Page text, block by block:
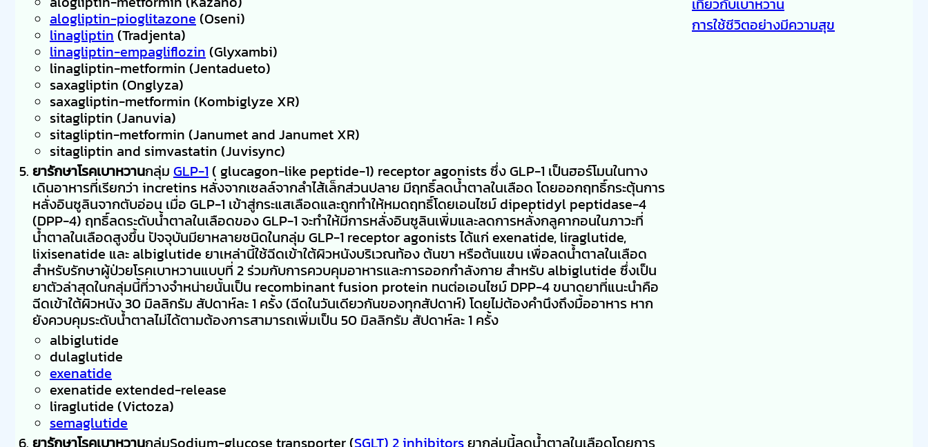
alogliptin-pioglitazone(Oseni)
linagliptin(Tradjenta)
linagliptin-empagliflozin(Glyxambi)
linagliptin-metformin (Jentadueto)
saxagliptin (Onglyza)
saxagliptin-metformin (Kombiglyze XR)
sitagliptin (Januvia)
sitagliptin-metformin (Janumet and Janumet XR)
sitagliptin and simvastatin (Juvisync)
ยารักษาโรคเบาหวานกลุ่ม GLP-1( glucagon-like peptide-1) receptor agonists ซึ่ง GLP-1 เป็นฮอร์โมนในทาง
เดินอาหารที่เรียกว่า incretins หลั่งจากเซลล์จากลำไส้เล็กส่วนปลาย มีฤทธิ์ลดน้ำตาลในเลือด โดยออกฤทธิ์กระตุ้นการ
หลั่งอินซูลินจากตับอ่อน เมื่อ GLP-1 เข้าสู่กระแสเลือดและถูกทำให้หมดฤทธิ์โดยเอนไซม์ dipeptidyl peptidase-4
(DPP-4) ฤทธิ์ลดระดับน้ำตาลในเลือดของ GLP-1 จะทำให้มีการหลั่งอินซูลินเพิ่มและลดการหลั่งกลูคากอนในภาวะที่
น้ำตาลในเลือดสูงขึ้น ปัจจุบันมียาหลายชนิดในกลุ่ม GLP-1 receptor agonists ได้แก่ exenatide, liraglutide,
lixisenatide และ albiglutide ยาเหล่านี้ใช้ฉีดเข้าใต้ผิวหนังบริเวณท้อง ต้นขา หรือต้นแขน เพื่อลดน้ำตาลในเลือด
สำหรับรักษาผู้ป่วยโรคเบาหวานแบบที่ 2 ร่วมกับการควบคุมอาหารและการออกกำลังกาย สำหรับ albiglutide ซึ่งเป็น
ยาตัวล่าสุดในกลุ่มนี้ที่วางจำหน่ายนั้นเป็น recombinant fusion protein ทนต่อเอนไซม์ DPP-4 ขนาดยาที่แนะนำคือ
ฉีดเข้าใต้ผิวหนัง 30 มิลลิกรัม สัปดาห์ละ 1 ครั้ง (ฉีดในวันเดียวกันของทุกสัปดาห์) โดยไม่ต้องคำนึงถึงมื้ออาหาร หาก
ยังควบคุมระดับน้ำตาลไม่ได้ตามต้องการสามารถเพิ่มเป็น 50 มิลลิกรัม สัปดาห์ละ 1 ครั้ง
albiglutide
dulaglutide
exenatide
exenatide extended-release
liraglutide (Victoza)
semaglutide
ยารักษาโรคเบาหวานกลุ่มSodium-glucose transporter (SGLT) 2 inhibitorsยากลุ่มนี้ลดน้ำตาลในเลือดโดยการ
เที่ยวกับเบาหวาน
การใช้ชีวิตอย่างมีความสุข